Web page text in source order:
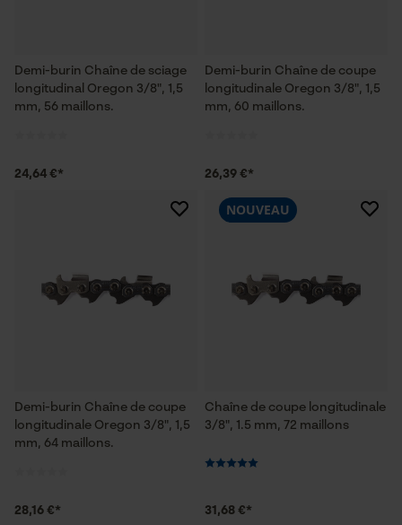
Demi-burin Chaîne de sciage
longitudinal Oregon 3/8", 1,5
mm, 56 maillons.
24,64 €*
Demi-burin Chaîne de coupe
longitudinale Oregon 3/8", 1,5
mm, 60 maillons.
26,39 €*
Demi-burin Chaîne de coupe
longitudinale Oregon 3/8", 1,5
mm, 64 maillons.
28,16 €*
Chaîne de coupe longitudinale
3/8", 1.5 mm, 72 maillons
NOUVEAU
31,68 €*